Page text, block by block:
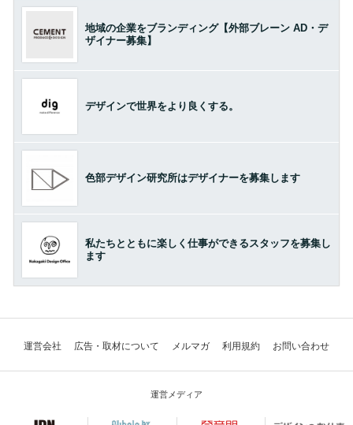
地域の企業をブランディング【外部ブレーン AD・デ
ザイナー募集】
デザインで世界をより良くする。
色部デザイン研究所はデザイナーを募集します
私たちとともに楽しく仕事ができるスタッフを募集し
ます
運営会社 広告・取材について メルマガ 利用規約 お問い合わせ
運営メディア